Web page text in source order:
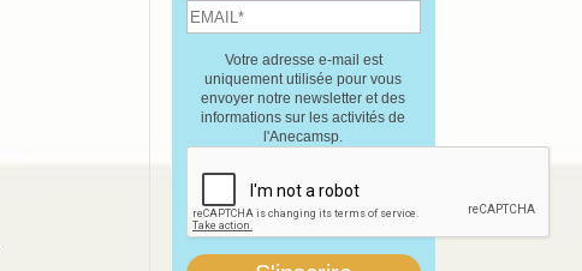
Votre adresse e-mail est
uniquement utilisée pour vous
envoyer notre newsletter et des
informations sur les activités de
l'Anecamsp.